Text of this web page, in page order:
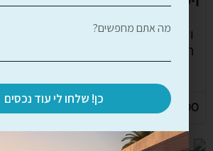
וילה מודרנית שנבנתה לאחרונה,
הליכה מחוף הים, בית הכנסת ומרכז
29,000,000 ₪
כן! שלחו לי עוד נכסים